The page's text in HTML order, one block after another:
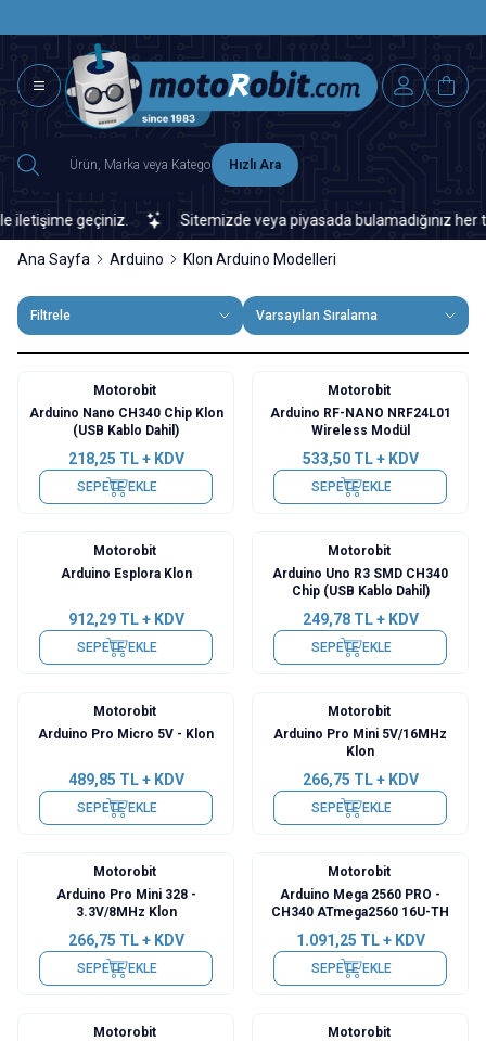
Hızlı Ara
geçiniz. Sitemizde veya piyasada bulamadığınız her
Ana Sayfa Arduino Klon Arduino Modelleri
Filtrele Varsayılan Sıralama
Motorobit
Arduino Nano CH340 Chip Klon
(USB Kablo Dahil)
218,25 TL + KDV
SEPETE EKLE
Motorobit
Arduino RF-NANO NRF24L01
Wireless Modül
533,50TL + KDV
SEPETE EKLE
Motorobit
Arduino Esplora Klon
912,29TL + KDV
SEPETE EKLE
Motorobit
Arduino Uno R3 SMD CH340
Chip (USB Kablo Dahil)
249,78TL + KDV
SEPETE EKLE
Motorobit
Arduino Pro Micro 5V - Klon
489,85 TL + KDV
SEPETE EKLE
Motorobit
Arduino Pro Mini 5V/16MHz
Klon
266,75 TL + KDV
SEPETE EKLE
Motorobit
Arduino Pro Mini 328 -
3.3V/8MHz Klon
266,75 TL + KDV
SEPETE EKLE
Motorobit
Arduino Mega 2560 PRO -
CH340 ATmega2560 16U-TH
1.091,25 TL + KDV
SEPETE EKLE
Motorobit
Motorobit